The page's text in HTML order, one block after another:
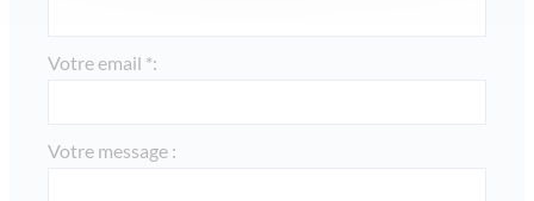
Votre email *:
Votre message :